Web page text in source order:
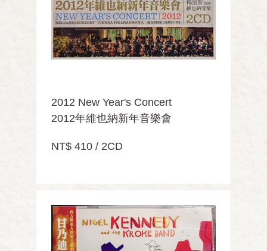
2012 New Year's Concert
2012年維也納新年音樂會
NT$ 410 / 2CD